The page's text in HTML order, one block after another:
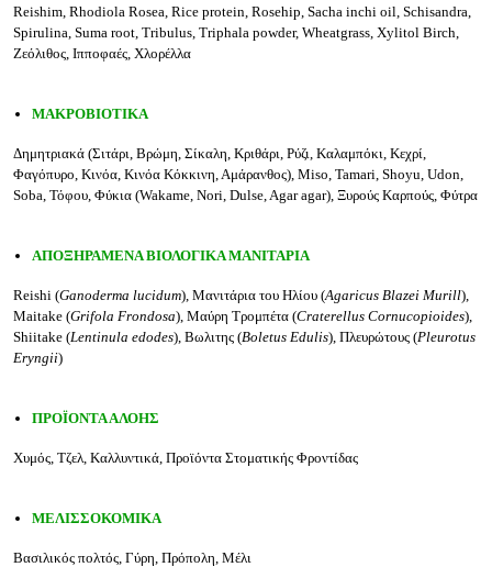
Reishim, Rhodiola Rosea, Rice protein, Rosehip, Sacha inchi oil, Schisandra,
Spirulina, Suma root, Tribulus, Triphala powder, Wheatgrass, Xylitol Birch,
Ζεόλιθος, Ιπποφαές, Χλορέλλα
ΜΑΚΡΟΒΙΟΤΙΚΑ
Δημητριακά (Σιτάρι, Βρώμη, Σίκαλη, Κριθάρι, Ρύζι, Καλαμπόκι, Κεχρί,
Φαγόπυρο, Κινόα, Κινόα Κόκκινη, Αμάρανθος), Miso, Tamari, Shoyu, Udon,
Soba, Τόφου, Φύκια (Wakame, Nori, Dulse, Agar agar), Ξυρούς Καρπούς, Φύτρα
ΑΠΟΞΗΡΑΜΕΝΑ ΒΙΟΛΟΓΙΚΑ ΜΑΝΙΤΑΡΙΑ
Reishi (Ganoderma lucidum), Μανιτάρια του Ηλίου (Agaricus Blazei Murill),
Maitake (Grifola Frondosa), Μαύρη Τρομπέτα (Craterellus Cornucopioides),
Shiitake (Lentinula edodes), Βωλιτης (Boletus Edulis), Πλευρώτους (Pleurotus
Eryngii)
ΠΡΟΪΟΝΤΑ ΑΛΟΗΣ
Χυμός, Τζελ, Καλλυντικά, Προϊόντα Στοματικής Φροντίδας
ΜΕΛΙΣΣΟΚΟΜΙΚΑ
Βασιλικός πολτός, Γύρη, Πρόπολη, Μέλι